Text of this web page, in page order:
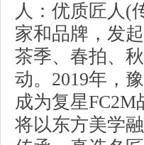
人：优质匠人(
家和品牌，发
茶季、春拍、
动。2019年，
成为复星
将以东方美学